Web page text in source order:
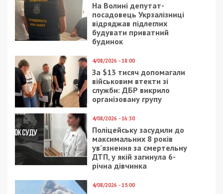
На Волині депутат-
посадовець Укрзалізниці
відряджав підлеглих
будувати приватний
будинок
4/08/2026 - 18:00
За $13 тисяч допомагали
військовим втекти зі
служби: ДБР викрило
організовану групу
4/08/2026 - 16:30
Поліцейську засудили до
максимальних 8 років
ув’язнення за смертельну
ДТП, у якій загинула 6-
річна дівчинка
4/08/2026 - 15:00